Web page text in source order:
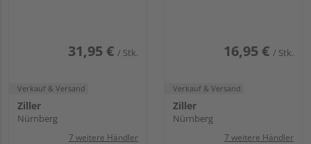
31,95 € / Stk.
Verkauf & Versand
Ziller
Nürnberg
7 weitere Händler
16,95 € / Stk.
Verkauf & Versand
Ziller
Nürnberg
7 weitere Händler